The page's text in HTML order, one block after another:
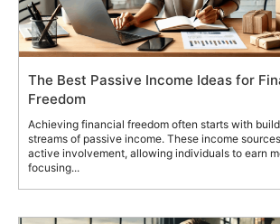
The Best Passive Income Ideas for
Freedom
Achieving financial freedom often starts with
streams of passive income. These income
active involvement, allowing individuals to earn
focusing...